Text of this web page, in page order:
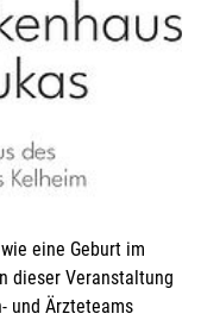
eine Geburt im
dieser Veranstaltung
und Ärzteteams